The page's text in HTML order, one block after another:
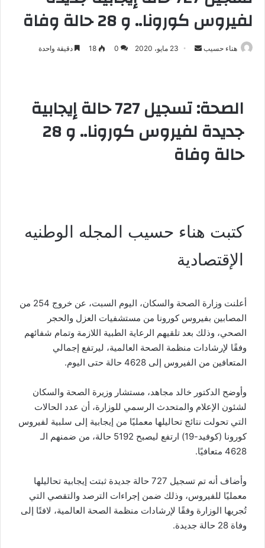
لفيروس كورونا.. و 28 حالة وفاة
هناء حسيب
ي
د
ا
ر
ن
23 مايو، 2020 0
18 دقيقة واحدة
الصحة: تسجيل 727 حالة إيجابية
جديدة لفيروس كورونا.. و 28
حالة وفاة
كتبت هناء حسيب المجله الوطنيه
الإقتصادية
أعلنت وزارة الصحة والسكان، اليوم السبت، عن خروج 254 من
المصابين بفيروس كورونا من مستشفيات العزل والحجر
الصحي، وذلك بعد تلقيهم الرعاية الطبية اللازمة وتمام شفائهم
وفقًا لإرشادات منظمة الصحة العالمية، ليرتفع إجمالي
المتعافين من الفيروس إلى 4628 حالة حتى اليوم.
وأوضح الدكتور خالد مجاهد، مستشار وزيرة الصحة والسكان
لشئون الإعلام والمتحدث الرسمي للوزارة، أن عدد الحالات
التي تحولت نتائج تحاليلها معمليًا من إيجابية إلى سلبية لفيروس
كورونا (كوفيد-19) ارتفع ليصبح 5192 حالة، من ضمنهم الـ
4628 متعافيًا.
وأضاف أنه تم تسجيل 727 حالة جديدة ثبتت إيجابية تحاليلها
معمليًا للفيروس، وذلك ضمن إجراءات الترصد والتقصي التي
تُجريها الوزارة وفقًا لإرشادات منظمة الصحة العالمية، لافتًا إلى
وفاة 28 حالة جديدة.